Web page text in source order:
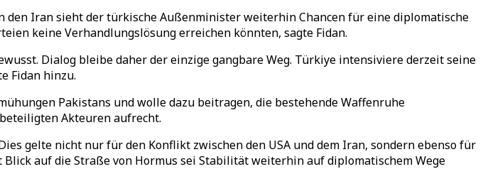
Iran sieht der türkische Außenminister weiterhin Chancen für eine diplomatische
keine Verhandlungslösung erreichen könnten, sagte Fidan.
Dialog bleibe daher der einzige gangbare Weg. Türkiye intensiviere derzeit seine
Fidan hinzu.
Pakistans und wolle dazu beitragen, die bestehende Waffenruhe
Akteuren aufrecht.
gelte nicht nur für den Konflikt zwischen den USA und dem Iran, sondern ebenso für
auf die Straße von Hormus sei Stabilität weiterhin auf diplomatischem Wege